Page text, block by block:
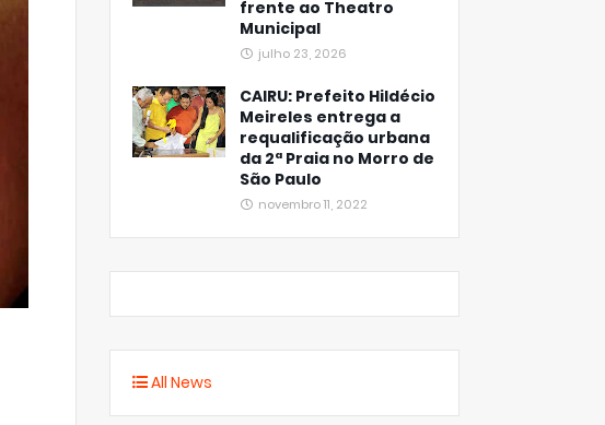
frente ao Theatro
Municipal
julho 23, 2026
CAIRU: Prefeito Hildécio
Meireles entrega a
requalificação urbana
da 2ª Praia no Morro de
São Paulo
novembro 11, 2022
All News